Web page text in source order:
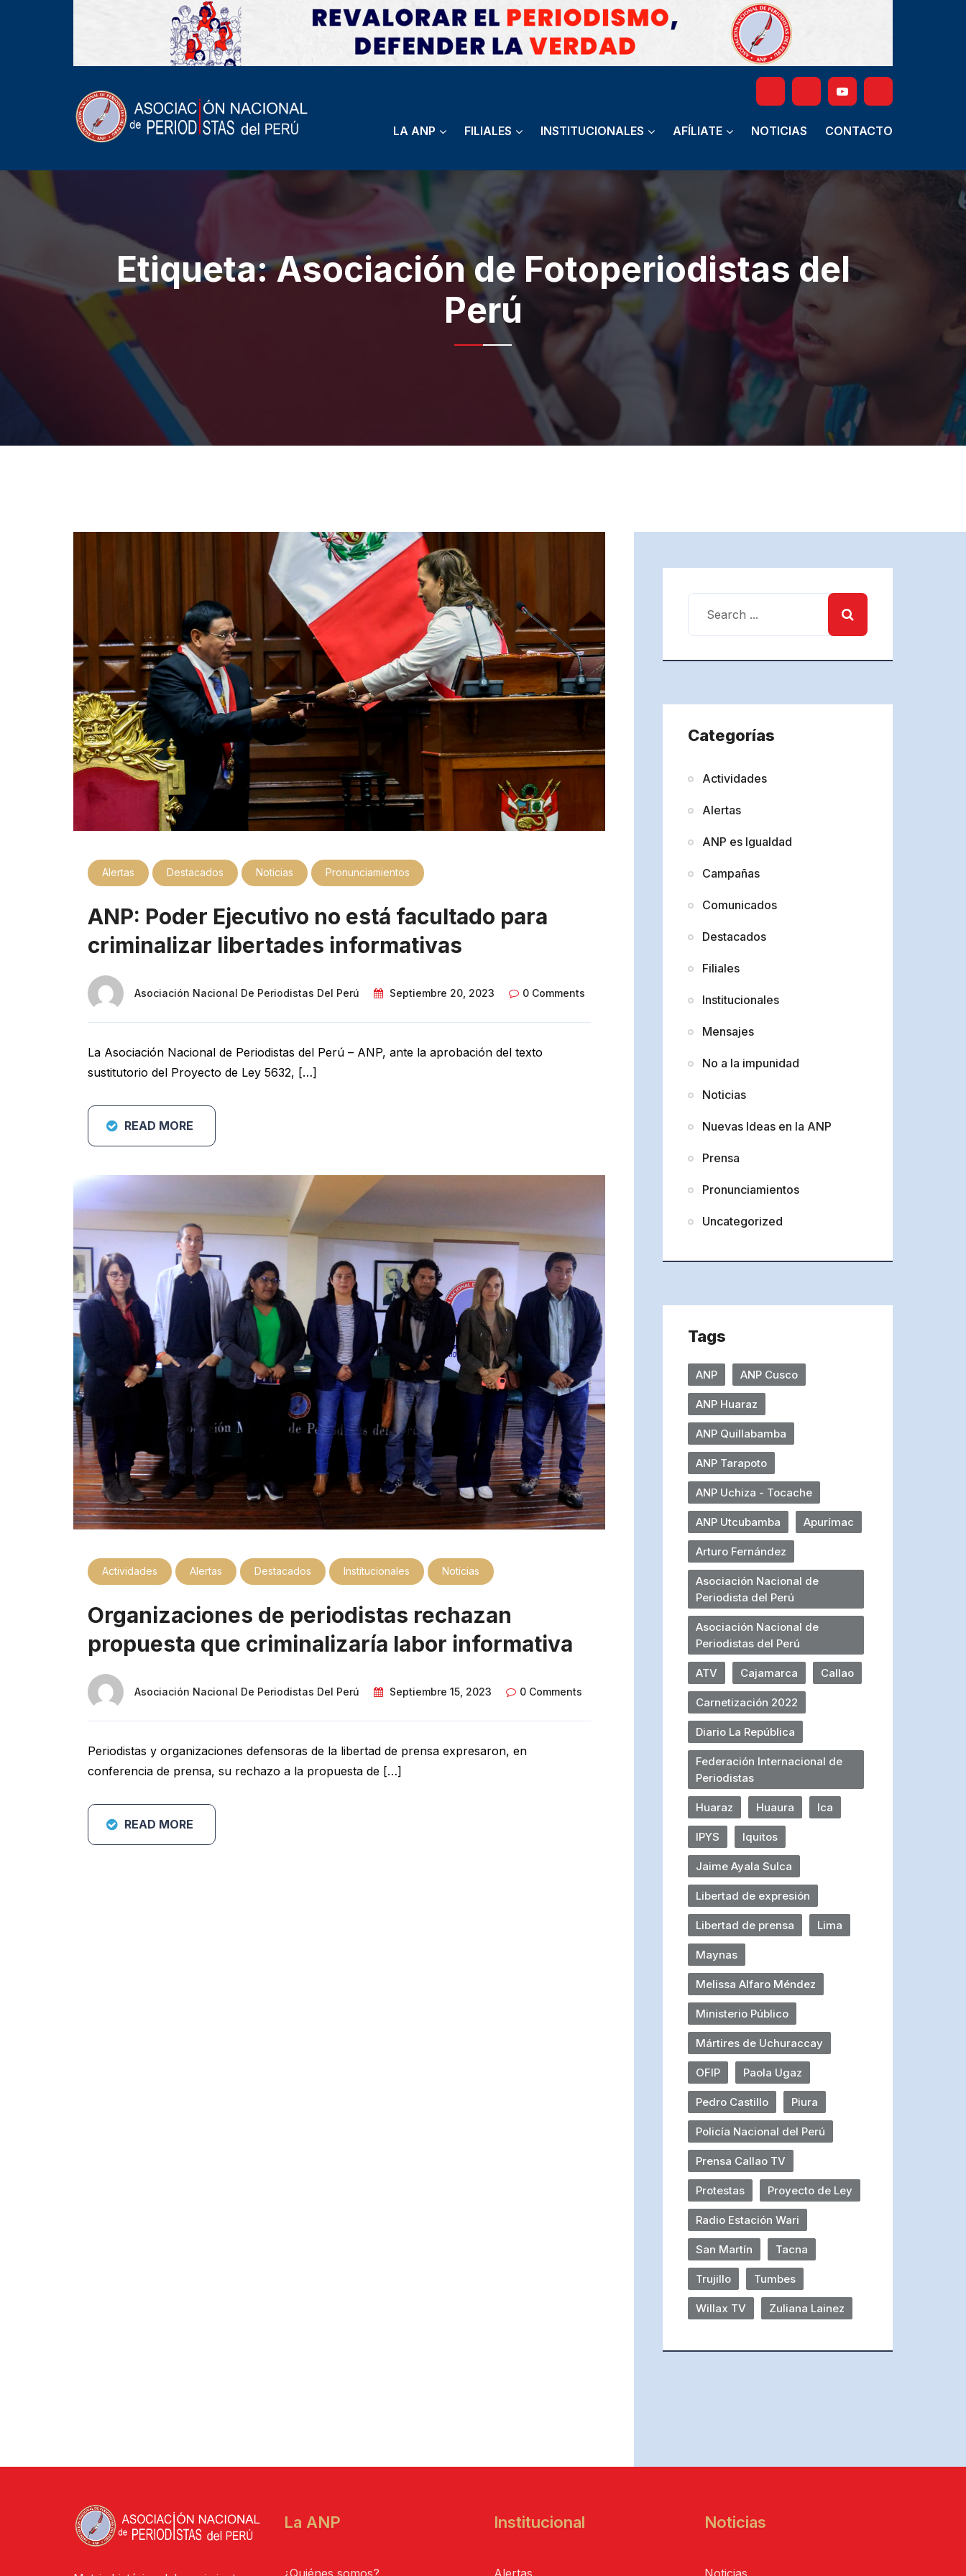
LA ANP FILIALES INSTITUCIONALES AFÍLIATE NOTICIAS CONTACTO
Etiqueta:Asociación de Fotoperiodistas del
Perú
Alertas Destacados Noticias Pronunciamientos
ANP: Poder Ejecutivo no está facultado para
criminalizar libertades informativas
Asociación Nacional De Periodistas Del Perú Septiembre 20, 2023 0 Comments
La Asociación Nacional de Periodistas del Perú – ANP, ante la aprobación del texto
sustitutorio del Proyecto de Ley 5632, […]
READ MORE
Actividades Alertas Destacados Institucionales Noticias
Organizaciones de periodistas rechazan
propuesta que criminalizaría labor informativa
Asociación Nacional De Periodistas Del Perú Septiembre 15, 2023 0 Comments
Periodistas y organizaciones defensoras de la libertad de prensa expresaron, en
conferencia de prensa, su rechazo a la propuesta de […]
READ MORE
Categorías
Actividades
Alertas
ANP es Igualdad
Campañas
Comunicados
Destacados
Filiales
Institucionales
Mensajes
No a la impunidad
Noticias
Nuevas Ideas en la ANP
Prensa
Pronunciamientos
Uncategorized
Tags
ANP ANP Cusco
ANP Huaraz
ANP Quillabamba
ANP Tarapoto
ANP Uchiza - Tocache
ANP Utcubamba Apurímac
Arturo Fernández
Asociación Nacional de
Periodista del Perú
Asociación Nacional de
Periodistas del Perú
ATV Cajamarca Callao
Carnetización 2022
Diario La República
Federación Internacional de
Periodistas
Huaraz Huaura Ica
IPYS Iquitos
Jaime Ayala Sulca
Libertad de expresión
Libertad de prensa Lima
Maynas
Melissa Alfaro Méndez
Ministerio Público
Mártires de Uchuraccay
OFIP Paola Ugaz
Pedro Castillo Piura
Policía Nacional del Perú
Prensa Callao TV
Protestas Proyecto de Ley
Radio Estación Wari
San Martín Tacna
Trujillo Tumbes
Willax TV Zuliana Lainez
La ANP
¿Quiénes somos?
Institucional
Alertas
Noticias
Noticias